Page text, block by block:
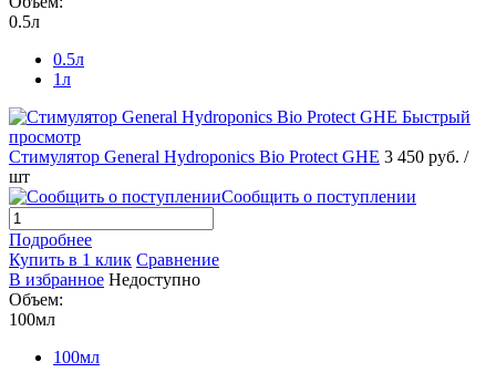
0.5л
0.5л
1л
Быстрый
просмотр
Стимулятор General Hydroponics Bio Protect GHE 3 450 руб. /
шт
Сообщить о поступлении
Подробнее
Купить в 1 клик Сравнение
В избранное Недоступно
Объем:
100мл
100мл